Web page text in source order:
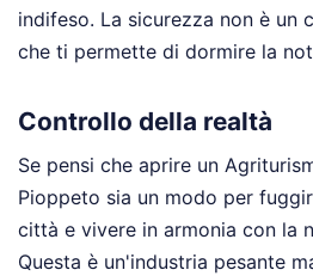
indifeso. La sicurezza non è un
che ti permette di dormire la
Controllo della realtà
Se pensi che aprire un
Pioppeto sia un modo per
città e vivere in armonia con la
Questa è un'industria pesante